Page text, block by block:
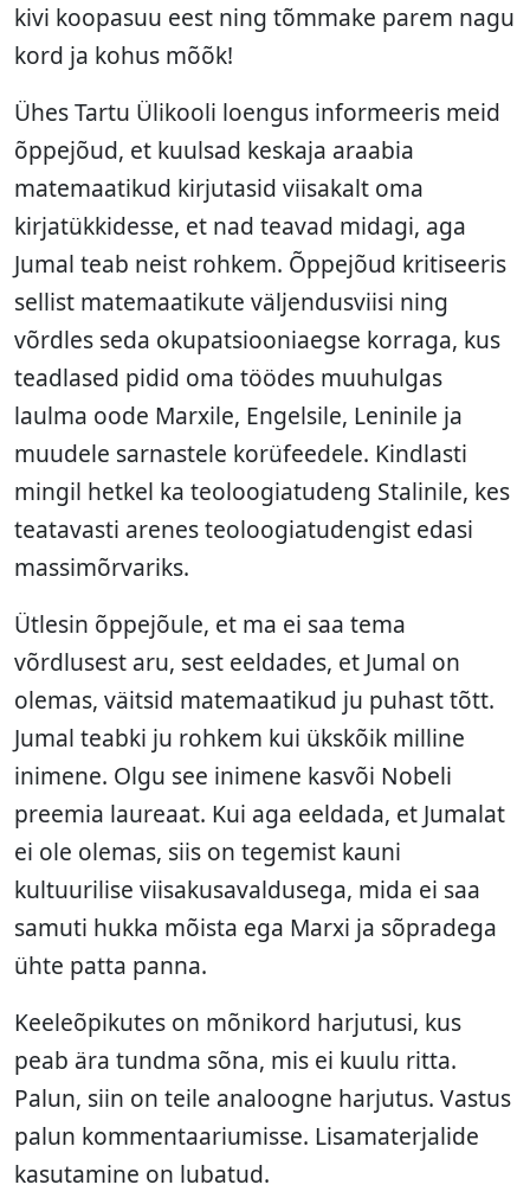
kivi koopasuu eest ning tõmmake parem nagu
kord ja kohus mõõk!
Ühes Tartu Ülikooli loengus informeeris meid
õppejõud, et kuulsad keskaja araabia
matemaatikud kirjutasid viisakalt oma
kirjatükkidesse, et nad teavad midagi, aga
Jumal teab neist rohkem. Õppejõud kritiseeris
sellist matemaatikute väljendusviisi ning
võrdles seda okupatsiooniaegse korraga, kus
teadlased pidid oma töödes muuhulgas
laulma oode Marxile, Engelsile, Leninile ja
muudele sarnastele korüfeedele. Kindlasti
mingil hetkel ka teoloogiatudeng Stalinile, kes
teatavasti arenes teoloogiatudengist edasi
massimõrvariks.
Ütlesin õppejõule, et ma ei saa tema
võrdlusest aru, sest eeldades, et Jumal on
olemas, väitsid matemaatikud ju puhast tõtt.
Jumal teabki ju rohkem kui ükskõik milline
inimene. Olgu see inimene kasvõi Nobeli
preemia laureaat. Kui aga eeldada, et Jumalat
ei ole olemas, siis on tegemist kauni
kultuurilise viisakusavaldusega, mida ei saa
samuti hukka mõista ega Marxi ja sõpradega
ühte patta panna.
Keeleõpikutes on mõnikord harjutusi, kus
peab ära tundma sõna, mis ei kuulu ritta.
Palun, siin on teile analoogne harjutus. Vastus
palun kommentaariumisse. Lisamaterjalide
kasutamine on lubatud.